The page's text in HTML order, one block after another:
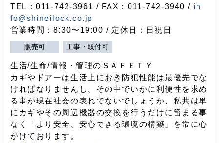
TEL：011-742-3961 / FAX：011-742-3940 / in
fo@shineilock.co.jp
営業時間：8:30〜19:00 / 定休日：日祝日
販売可 工事・取付可
生活/生命/情報・管理のＳＡＦＥＴＹ
カギやドアーは生活上におき防犯性能は最優先でな
ければなりませんし、その中でいかに利便性を求め
る事が現在社会の表れでないでしょうか、私共は単
にカギやその周辺機器の交換を行うだけに留まる事
なく「より安全、安心できる環境の構築」を常に心
がけております。